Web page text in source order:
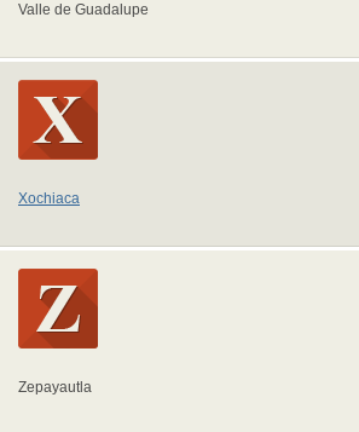
Valle de Guadalupe
Xochiaca
Zepayautla